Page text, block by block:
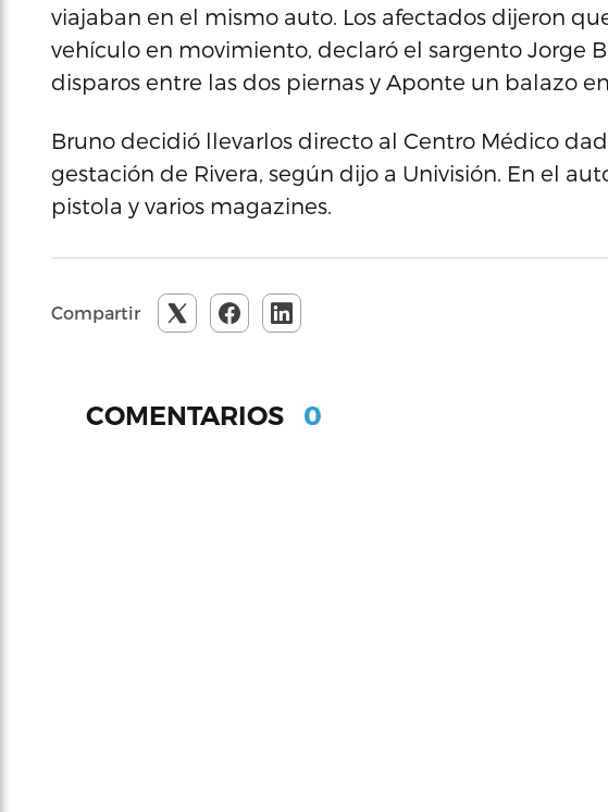
viajaban en el mismo auto. Los afectados dijeron
vehículo en movimiento, declaró el sargento Jorge
disparos entre las dos piernas y Aponte un balazo
Bruno decidió llevarlos directo al Centro Médico
gestación de Rivera, según dijo a Univisión. En el
pistola y varios magazines.
Compartir
COMENTARIOS 0